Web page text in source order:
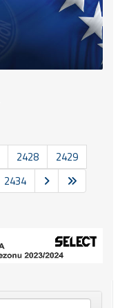
2428
2429
2434